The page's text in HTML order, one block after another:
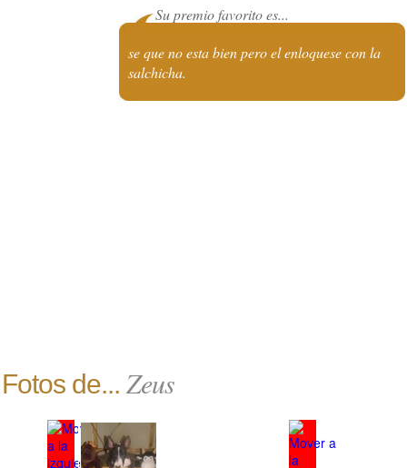
Su premio favorito es...
se que no esta bien pero el enloquese con la
salchicha.
Fotos de... Zeus